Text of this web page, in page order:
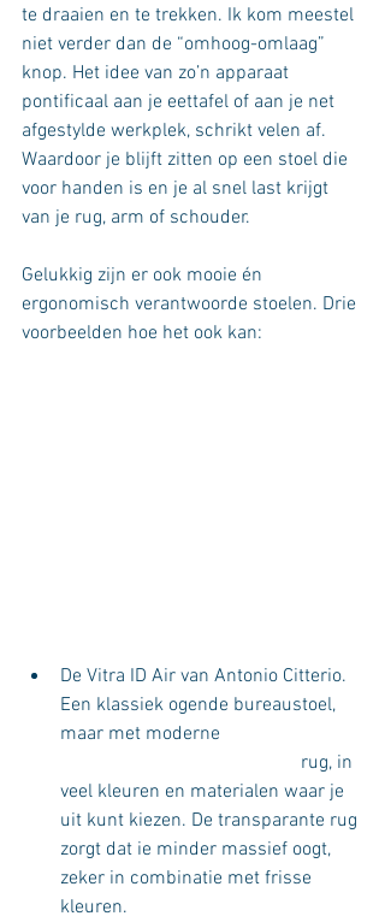
te draaien en te trekken. Ik kom meestel
niet verder dan de “omhoog-omlaag”
knop. Het idee van zo’n apparaat
pontificaal aan je eettafel of aan je net
afgestylde werkplek, schrikt velen af.
Waardoor je blijft zitten op een stoel die
voor handen is en je al snel last krijgt
van je rug, arm of schouder.
Gelukkig zijn er ook mooie én
ergonomisch verantwoorde stoelen. Drie
voorbeelden hoe het ook kan:
De Vitra ID Air van Antonio Citterio.
Een klassiek ogende bureaustoel,
maar met moderne
veel kleuren en materialen waar je
uit kunt kiezen. De transparante rug
zorgt dat ie minder massief oogt,
zeker in combinatie met frisse
kleuren.